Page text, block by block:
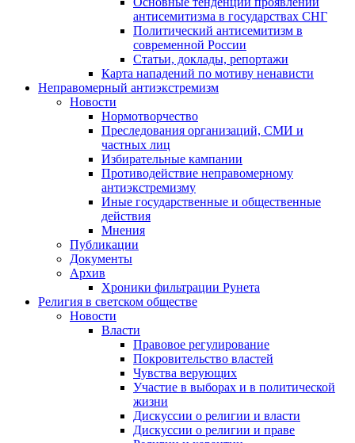
антисемитизма в государствах СНГ
Политический антисемитизм в
современной России
Статьи, доклады, репортажи
Карта нападений по мотиву ненависти
Неправомерный антиэкстремизм
Новости
Нормотворчество
Преследования организаций, СМИ и
частных лиц
Избирательные кампании
Противодействие неправомерному
антиэкстремизму
Иные государственные и общественные
действия
Мнения
Публикации
Документы
Архив
Хроники фильтрации Рунета
Религия в светском обществе
Новости
Власти
Правовое регулирование
Покровительство властей
Чувства верующих
Участие в выборах и в политической
жизни
Дискуссии о религии и власти
Дискуссии о религии и праве